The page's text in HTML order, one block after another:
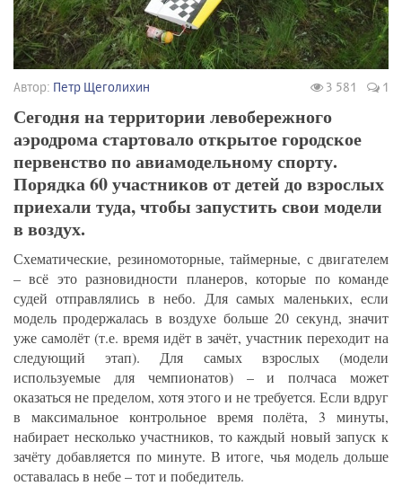
Автор: Петр Щеголихин 3 581 1
Сегодня на территории левобережного
аэродрома стартовало открытое городское
первенство по авиамодельному спорту.
Порядка 60 участников от детей до взрослых
приехали туда, чтобы запустить свои модели
в воздух.
Схематические, резиномоторные, таймерные, с двигателем
– всё это разновидности планеров, которые по команде
судей отправлялись в небо. Для самых маленьких, если
модель продержалась в воздухе больше 20 секунд, значит
уже самолёт (т.е. время идёт в зачёт, участник переходит на
следующий этап). Для самых взрослых (модели
используемые для чемпионатов) – и полчаса может
оказаться не пределом, хотя этого и не требуется. Если вдруг
в максимальное контрольное время полёта, 3 минуты,
набирает несколько участников, то каждый новый запуск к
зачёту добавляется по минуте. В итоге, чья модель дольше
оставалась в небе – тот и победитель.